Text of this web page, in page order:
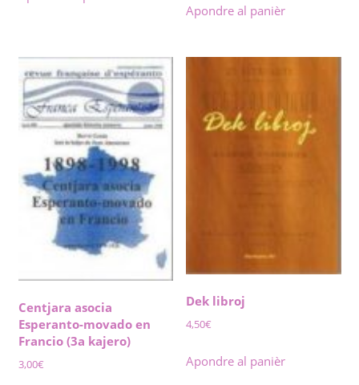
Apondre al panièr
Centjara asocia
Esperanto-movado en
Francio (3a kajero)
3,00€
Dek libroj
4,50€
Apondre al panièr